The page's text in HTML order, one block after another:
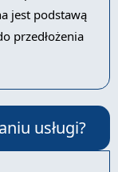
jest podstawą
przedłożenia
usługi?